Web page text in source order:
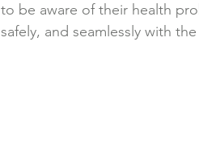
to be aware of their health
safely, and seamlessly with